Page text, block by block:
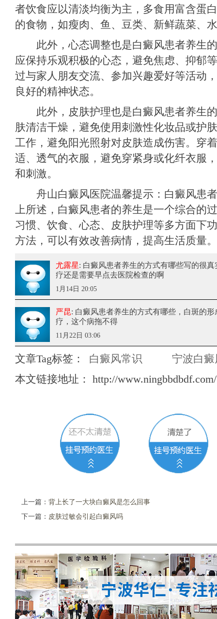
者饮食应以清淡均衡为主，多食用富含蛋
的食物，如瘦肉、鱼、豆类、新鲜蔬菜、
此外，心态调整也是白癜风患者养生的
应保持乐观积极的心态，避免焦虑、抑郁
过与家人朋友交流、参加兴趣爱好等活动
良好的精神状态。
此外，皮肤护理也是白癜风患者养生的
肤清洁干燥，避免使用刺激性化妆品或护
工作，避免阳光照射对皮肤造成伤害。穿
适、透气的衣服，避免穿紧身或化纤衣服
和刺激。
舟山白癜风医院温馨提示：白癜风患者
上所述，白癜风患者的养生是一个综合的
习惯、饮食、心态、皮肤护理等多方面下
方法，可以有效改善病情，提高生活质量。
尤露星: 白癜风患者养生的方式有哪些写的很真
疗还是需要早点去医院检查的啊
1月14日 20:05
严昆: 白癜风患者养生的方式有哪些，白斑的形
疗，这个病拖不得
11月22日 03:06
文章Tag标签： 白癜风常识
宁波白
本文链接地址： http://
上一篇： 背上长了一大块白癜风是怎么回事
下一篇： 皮肤过敏会引起白癜风吗